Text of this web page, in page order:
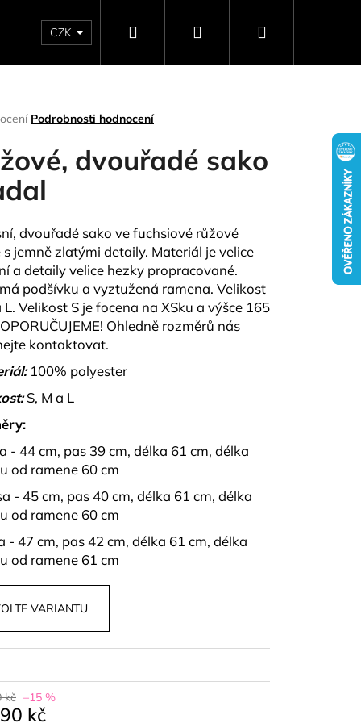
NAPIŠTE NÁM DÁRKOVÉ POUKAZY
CZK Hledat PřihlášeníNákupní
Podrobnosti hodnocení
dvouřadé sako
dvouřadé sako ve fuchsiové růžové
s jemně zlatými detaily. Materiál je velice
a detaily velice hezky propracované.
podšívku a vyztužená ramena. Velikost
L. Velikost S je focena na XSku a výšce 165
Ohledně rozměrů nás
kontaktovat.
100% polyester
S, M a L
- 44 cm, pas 39 cm, délka 61 cm, délka
od ramene 60 cm
- 45 cm, pas 40 cm, délka 61 cm, délka
od ramene 60 cm
- 47 cm, pas 42 cm, délka 61 cm, délka
od ramene 61 cm
VARIANTU
kč –15 %
kč
Následující
A KALHOT S